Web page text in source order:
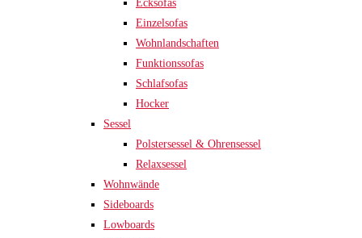
Ecksofas
Einzelsofas
Wohnlandschaften
Funktionssofas
Schlafsofas
Hocker
Sessel
Polstersessel & Ohrensessel
Relaxsessel
Wohnwände
Sideboards
Lowboards